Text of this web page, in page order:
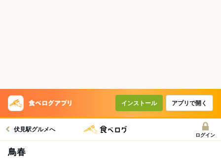
インストール アプリで開く
伏見駅グルメへ
ログイン
鳥春